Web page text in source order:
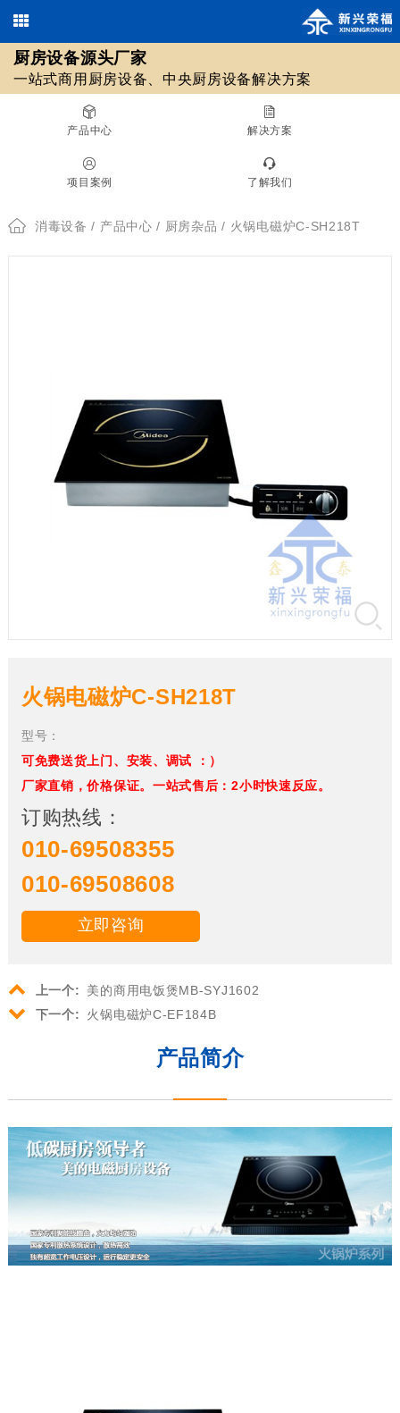
欢迎光临北京新兴荣福厨房设备有限公司，优质
厨房设备源头厂家
一站式商用厨房设备、中央厨房设备解决方案
13911590461 / 18511561620
010-69508355 / 010-69508608
厨房设备源头厂家
一站式商用厨房设备、中央厨房设备解决方案
产品中心 解决方案
项目案例 了解我们
消毒设备 / 产品中心 / 厨房杂品 / 火锅电磁炉C-SH218T
火锅电磁炉C-SH218T
型号：
可免费送货上门、安装、调试 ：）
厂家直销，价格保证。一站式售后：2小时快速反应。
订购热线：
010-69508355
010-69508608
立即咨询
上一个:
美的商用电饭煲MB-SYJ1602
下一个:
火锅电磁炉C-EF184B
产品简介